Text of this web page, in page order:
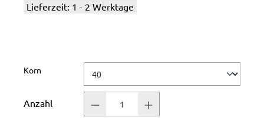
Lieferzeit: 1 - 2 Werktage
Korn
Anzahl